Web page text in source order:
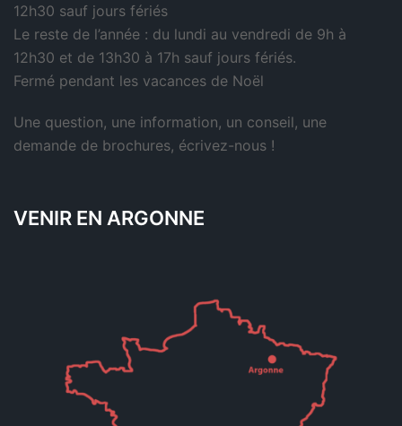
12h30 sauf jours fériés
Le reste de l’année : du lundi au vendredi de 9h à
12h30 et de 13h30 à 17h sauf jours fériés.
Fermé pendant les vacances de Noël
Une question, une information, un conseil, une
demande de brochures, écrivez-nous !
VENIR EN ARGONNE